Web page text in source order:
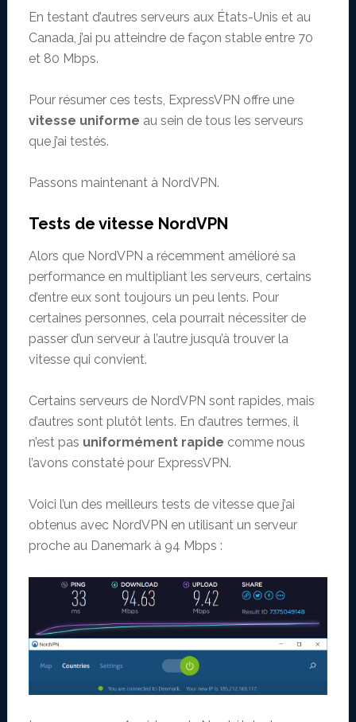
En testant d’autres serveurs aux États-Unis et au
Canada, j’ai pu atteindre de façon stable entre 70
et 80 Mbps.
Pour résumer ces tests, ExpressVPN offre une
vitesse uniforme au sein de tous les serveurs
que j’ai testés.
Passons maintenant à NordVPN.
Tests de vitesse NordVPN
Alors que NordVPN a récemment amélioré sa
performance en multipliant les serveurs, certains
d’entre eux sont toujours un peu lents. Pour
certaines personnes, cela pourrait nécessiter de
passer d’un serveur à l’autre jusqu’à trouver la
vitesse qui convient.
Certains serveurs de NordVPN sont rapides, mais
d’autres sont plutôt lents. En d’autres termes, il
n’est pas uniformément rapide comme nous
l’avons constaté pour ExpressVPN.
Voici l’un des meilleurs tests de vitesse que j’ai
obtenus avec NordVPN en utilisant un serveur
proche au Danemark à 94 Mbps :